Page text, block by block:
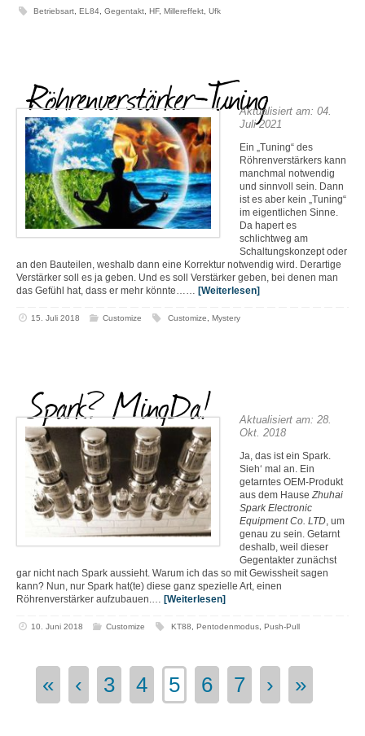
Betriebsart ,EL84 ,Gegentakt ,HF,Millereffekt ,Ufk
Röhrenverstärker-TuningAktualisiert am: 04.
Juli 2021
Ein „Tuning“ des
Röhrenverstärkers kann
manchmal notwendig
und sinnvoll sein. Dann
ist es aber kein „Tuning“
im eigentlichen Sinne.
Da hapert es
schlichtweg am
Schaltungskonzept oder
an den Bauteilen, weshalb dann eine Korrektur notwendig wird. Derartige
Verstärker soll es ja geben. Und es soll Verstärker geben, bei denen man
das Gefühl hat, dass er mehr könnte…… [Weiterlesen]
15. Juli 2018 Customize Customize Mystery
Spark? MingDa!
Aktualisiert am: 28.
Okt. 2018
Ja, das ist ein Spark.
Sieh‘ mal an. Ein
getarntes OEM-Produkt
aus dem HauseZhuhai
Spark Electronic
Equipment Co. LTD, um
genau zu sein. Getarnt
deshalb, weil dieser
Gegentakter zunächst
gar nicht nach Spark aussieht. Warum ich das so mit Gewissheit sagen
kann? Nun, nur Spark hat(te) diese ganz spezielle Art, einen
Röhrenverstärker aufzubauen.… [Weiterlesen]
10. Juni 2018 Customize KT88 Pentodenmodus, Push-Pull
« ‹ 3 4 5 6 7 › »